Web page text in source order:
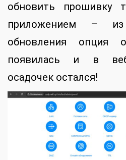
обновить прошивку
приложением –
обновления опция
появилась и в
осадочек остался!